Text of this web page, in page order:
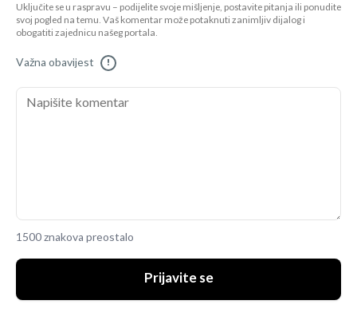
Uključite se u raspravu – podijelite svoje mišljenje, postavite pitanja ili ponudite
svoj pogled na temu. Vaš komentar može potaknuti zanimljiv dijalog i
obogatiti zajednicu našeg portala.
Važna obavijest !
1500 znakova preostalo
Prijavite se